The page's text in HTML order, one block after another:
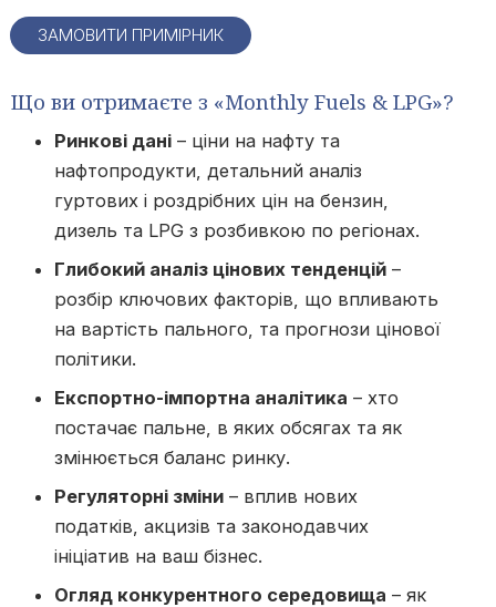
ЗАМОВИТИ ПРИМІРНИК
Що ви отримаєте з «Monthly Fuels & LPG»?
Ринкові дані– ціни на нафту та
нафтопродукти, детальний аналіз
гуртових і роздрібних цін на бензин,
дизель та LPG з розбивкою по регіонах.
Глибокий аналіз цінових тенденцій–
розбір ключових факторів, що впливають
на вартість пального, та прогнози цінової
політики.
Експортно-імпортна аналітика – хто
постачає пальне, в яких обсягах та як
змінюється баланс ринку.
Регуляторні зміни– вплив нових
податків, акцизів та законодавчих
ініціатив на ваш бізнес.
Огляд конкурентного середовища – як